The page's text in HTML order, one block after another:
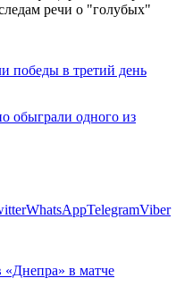
в третий день
обыграли одного из
WhatsAppTelegramViber
«Днепра» в матче